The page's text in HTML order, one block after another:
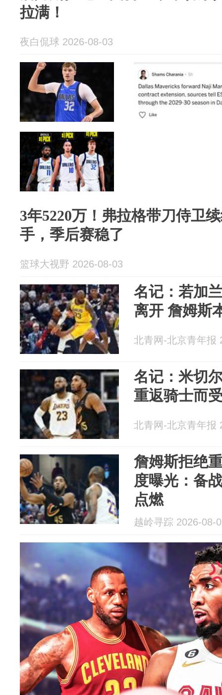
拉满！
夜白侃球 2026-08-03
3年5220万！弗拉格带刀侍卫
手，季后赛稳了
篮球大视野 2026-08-03
名记：若加
离开 詹姆斯
北青网-北京青年报
名记：米切
重返骑士而
北青网-北京青年报
詹姆斯拒绝
度曝光：备
点燃
越岭寻踪 2026-08-